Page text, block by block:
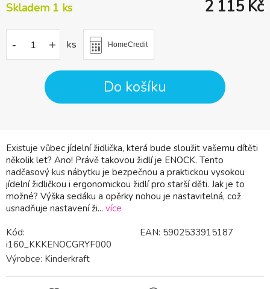
Existuje vůbec jídelní židlička, která bude sloužit vašemu dítěti
několik let? Ano! Právě takovou židlí je ENOCK. Tento
nadčasový kus nábytku je bezpečnou a praktickou vysokou
jídelní židličkou i ergonomickou židlí pro starší děti. Jak je to
možné? Výška sedáku a opěrky nohou je nastavitelná, což
usnadňuje nastavení ži... více
Skladem 1 ks 2 115 Kč
- + ks HomeCredit
Do košíku
Kód:
i160_KKKENOCGRYF000
EAN: 5902533915187
Výrobce: Kinderkraft